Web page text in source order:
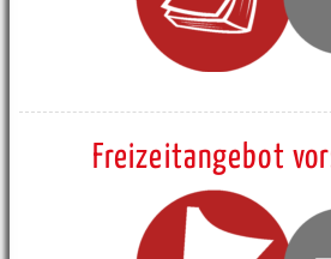
Freizeitangebot